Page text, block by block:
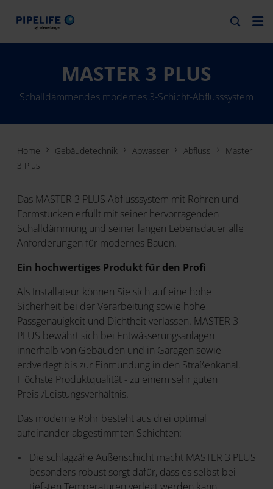
MASTER 3 PLUS
Schalldämmendes modernes 3-Schicht-Abflusssystem
Home Gebäudetechnik Abwasser Abfluss
Master
3 Plus
Das MASTER 3 PLUS Abflusssystem mit Rohren und
Formstücken erfüllt mit seiner hervorragenden
Schalldämmung und seiner langen Lebensdauer alle
Anforderungen für modernes Bauen.
Ein hochwertiges Produkt für den Profi
Als Installateur können Sie sich auf eine hohe
Sicherheit bei der Verarbeitung sowie hohe
Passgenauigkeit und Dichtheit verlassen. MASTER 3
PLUS bewährt sich bei Entwässerungsanlagen
innerhalb von Gebäuden und in Garagen sowie
erdverlegt bis zur Einmündung in den Straßenkanal.
Höchste Produktqualität - zu einem sehr guten
Preis-/Leistungsverhältnis.
Das moderne Rohr besteht aus drei optimal
aufeinander abgestimmten Schichten:
Die schlagzähe Außenschicht macht MASTER 3 PLUS
besonders robust sorgt dafür, dass es selbst bei